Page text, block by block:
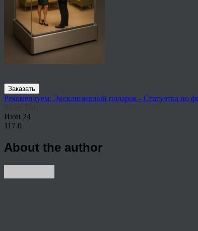
Заказать
Рекомендуем: Эксклюзивный подарок - Статуэтка по
Июн 24
117 0
About the author